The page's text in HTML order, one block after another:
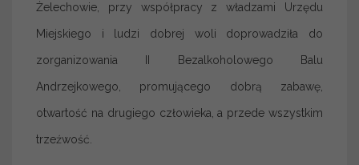
Żelechowie, przy współpracy z władzami Urzędu
Miejskiego i ludzi dobrej woli doprowadziła do
zorganizowania II Bezalkoholowego Balu
Andrzejkowego, promującego dobrą zabawę,
otwartość na drugiego człowieka, a przede wszystkim
trzeźwość.